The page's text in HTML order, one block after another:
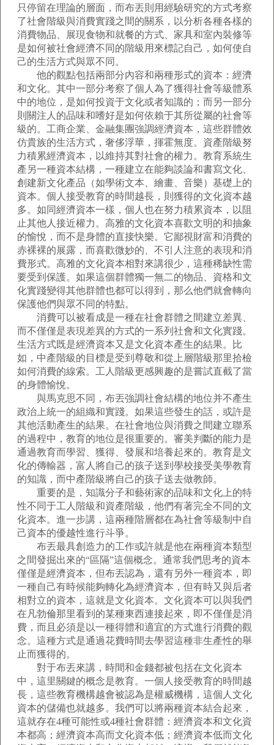
只停留在理論的層面，而布丟則用經驗研究的方式考察
了社會階級與消費實踐之間的關系，以分析各種各樣的
消費物品、展現食物和就餐的方式、家具和室內裝修等
是如何被社會經濟不同的階級用來標記自己，如何使自
己的生活方式與眾不同。
他的觀點包括兩部分內容和兩種形式的資本：經濟
和文化。其中一部分考察了個人為了獲得社會等級體系
中的地位，是如何投資于文化或者知識的；而另一部分
則關注人的品味和嗜好是如何依賴于其所從屬的社會等
級的。工商企業、金融集團強調經濟資本，這些群體效
仿貴族的生活方式，奢侈浮華，揮霍無度。資產階級努
力積累經濟資本，以維持其對社會的權力。教育系統生
產另一種資本結構，一種建立在能夠談論和書寫文化、
創建新文化產品（如學術文本、繪畫、音樂）基礎上的
資本。個人接受教育的時間越長，則獲得的文化資本越
多。如同經濟資本一樣，個人也在努力積累資本，以阻
止其他人接近權力。高雅的文化資本喜歡文明的和抽象
的愉悅，而不是身體的直接快樂。它鄙視財富和消費的
赤裸裸的展露，而喜歡微妙的、不引人注意的表現和消
費形式。高雅的文化資本相對來講很少，這種稀缺性需
要受到保護。如果這個群體獨一無二的物品、資格和文
化實踐變得其他群體也都可以得到，那么他們就會轉向
保護他們與眾不同的特點。
消費可以被看成是一種在社會群體之間建立差異、
而不僅僅是表現差異的方式的一系列社會和文化實踐。
生活方式既是經濟資本又是文化資本產生的結果。比
如，中產階級的目標是受到尊敬和從上層階級那里拾檢
如何消費的線索。工人階級更感興趣的是嘗試直截了當
的身體愉悅。
與馬克思不同，布丟強調社會結構的地位并不產生
政治上統一的組織和實踐。如果這些發生的話，或許是
其他活動產生的結果。在社會地位與消費之間建立聯系
的過程中，教育的地位是很重要的。審美判斷的能力是
通過教育而學習、獲得、發展和培養起來的。教育是文
化的傳輸器，富人將自己的孩子送到學校接受美學教育
的知識，而中產階級將自己的孩子送去做教師。
重要的是，知識分子和藝術家的品味和文化上的特
性不同于工人階級和資產階級，他們有著完全不同的文
化資本。進一步講，這兩種階層都在為社會等級制中自
己資本的優越性進行斗爭。
布丟最具創造力的工作或許就是他在兩種資本類型
之間發掘出來的“區隔”這個概念。通常我們思考的資本
僅僅是經濟資本，但布丟認為，還有另外一種資本，即
一種自己有時候能夠轉化為經濟資本，但有時又與后者
相對立的資本，這就是文化資本。文化資本可以與我們
在凡勃倫那里看到的某種東西連接起來，即不僅僅是消
費，而且必須是以一種得體和適宜的方式進行消費的觀
念。這種方式是通過花費時間去學習這種非生產性的舉
止而獲得的。
對于布丟來講，時間和金錢都被包括在文化資本
中，這里關鍵的概念是教育。一個人接受教育的時間越
長，這些教育機構越會被認為是權威機構，這個人文化
資本的儲備也就越多。我們可以將兩種資本結合起來，
這就存在4種可能性或4種社會群體：經濟資本和文化資
本都高；經濟資本高而文化資本低；經濟資本低而文化